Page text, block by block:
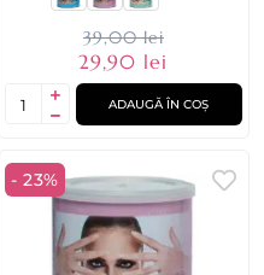
39,00 lei
29,90 lei
ADAUGĂ ÎN COȘ
- 23%